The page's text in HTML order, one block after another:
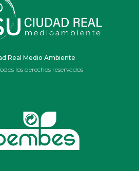
Real Medio Ambiente
los derechos reservados
de Daimiel con residuos y